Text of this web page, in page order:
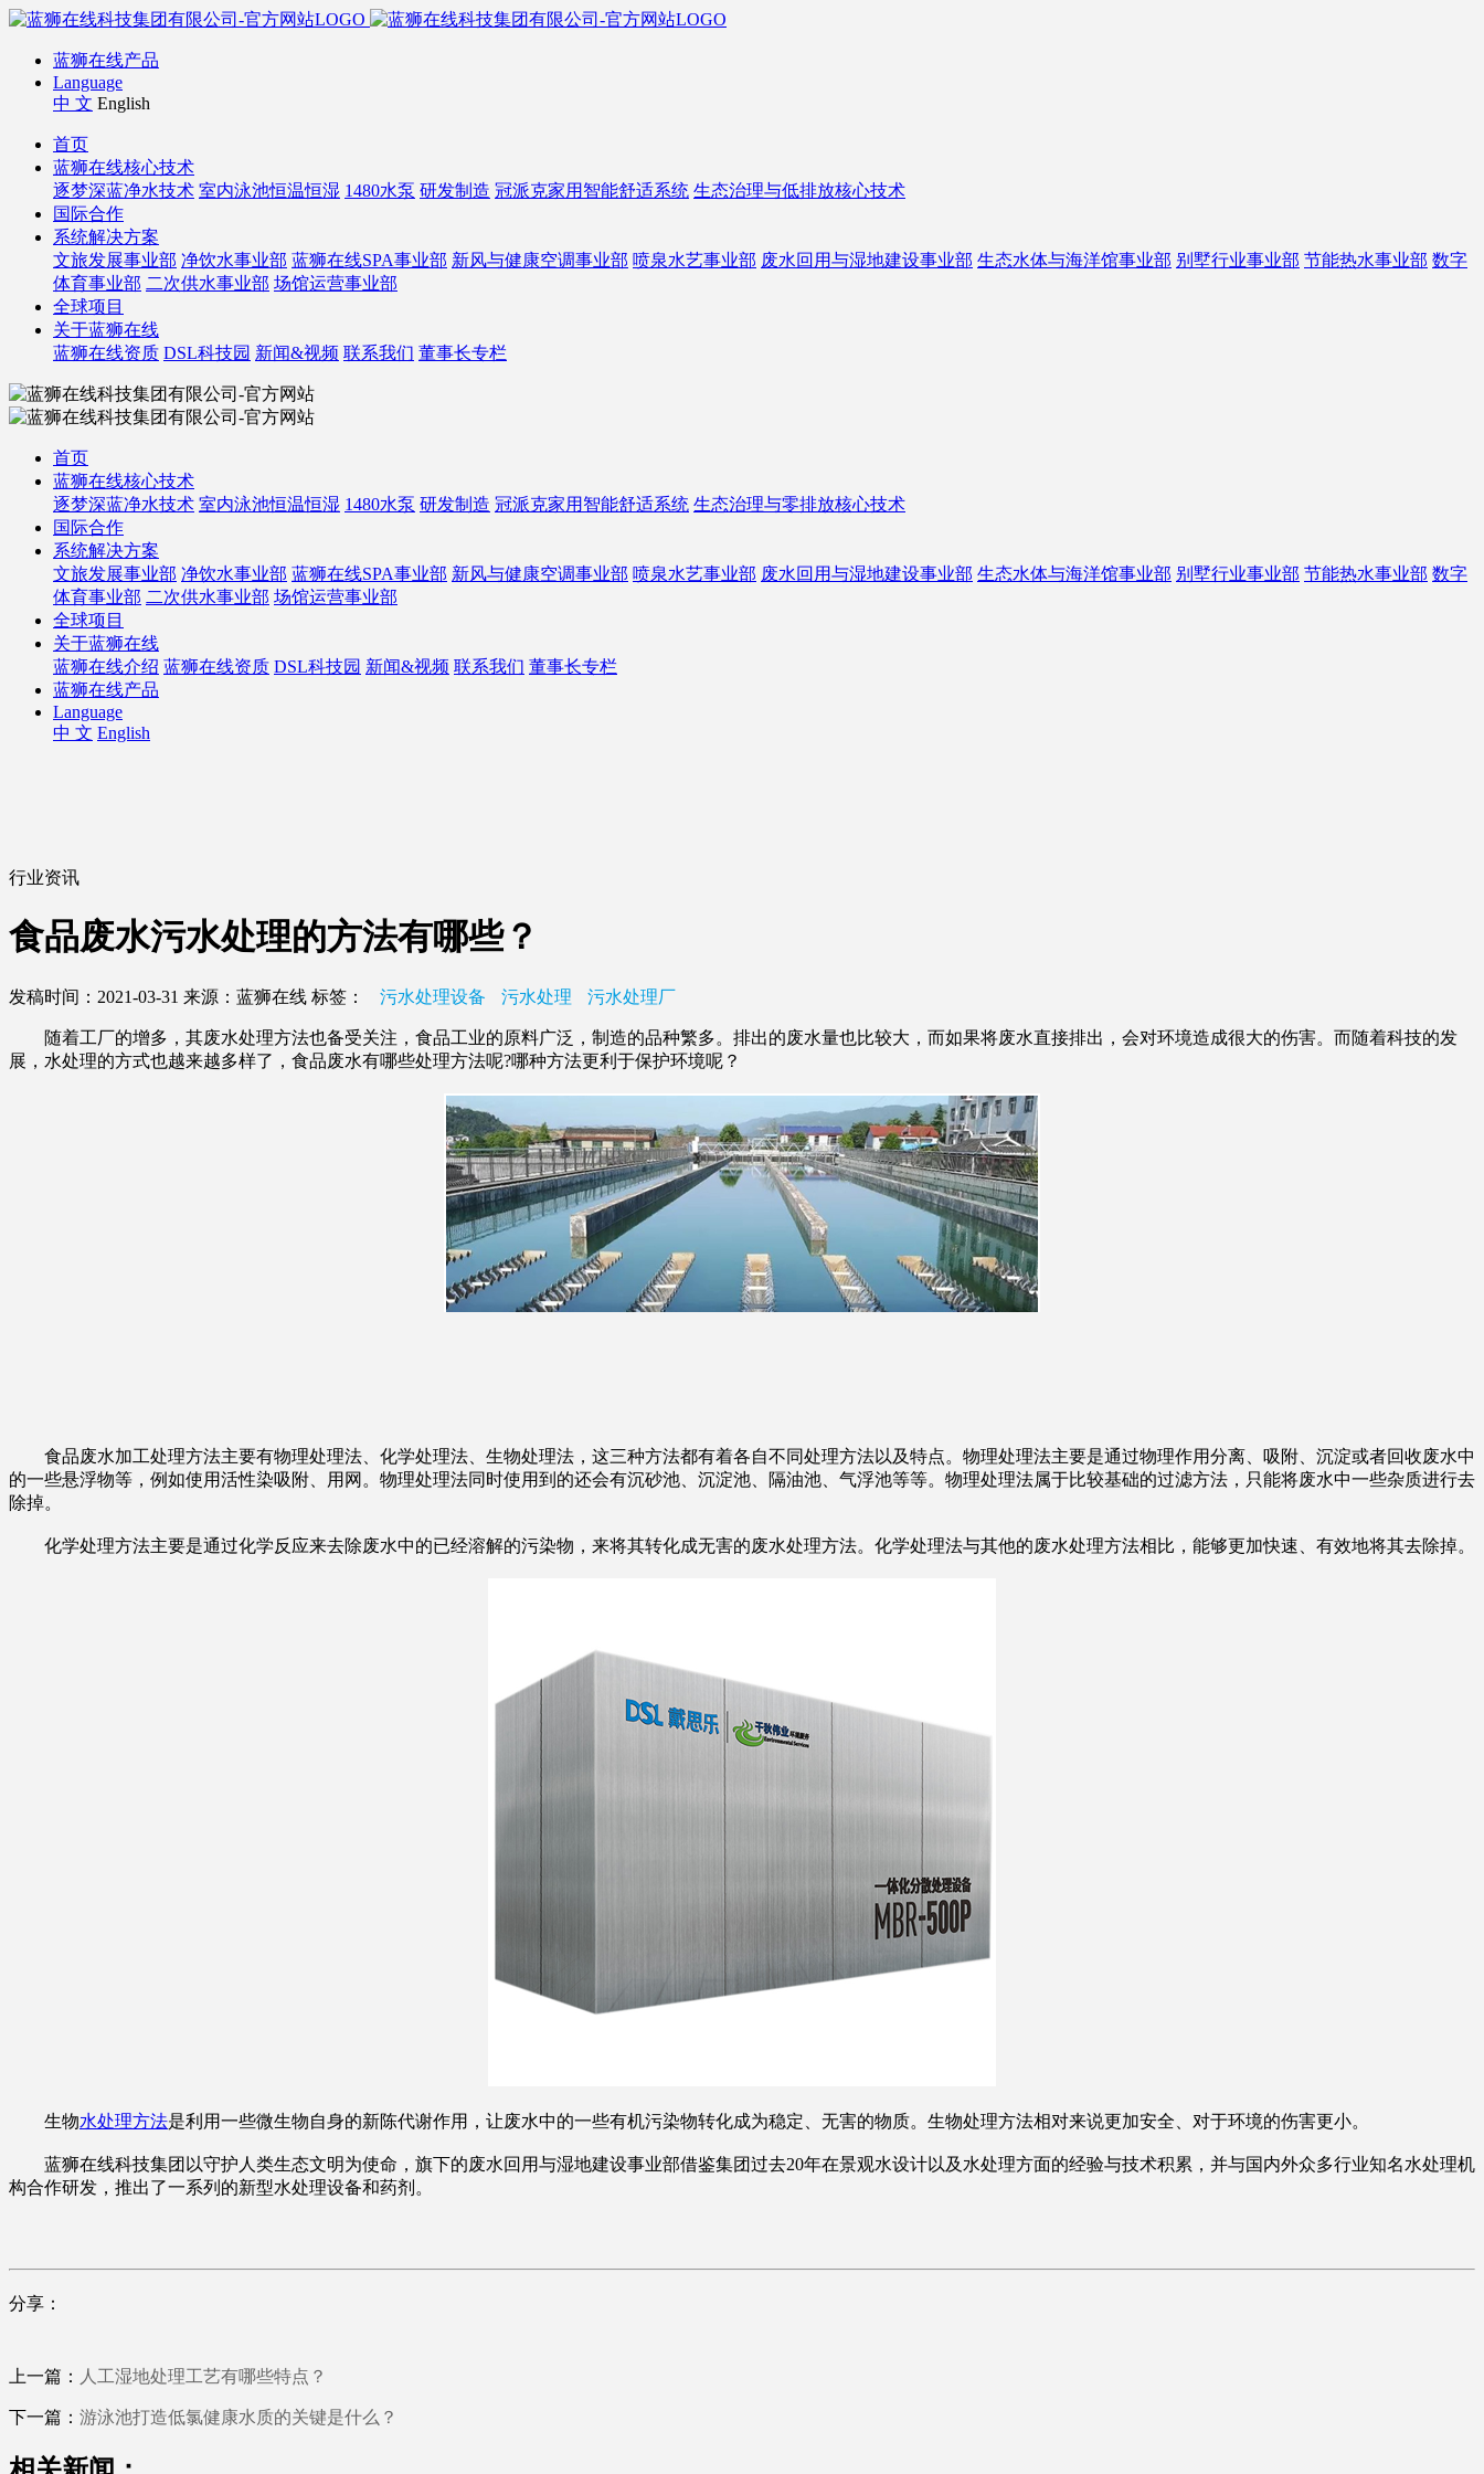
蓝狮在线产品
Language
中 文 English
首页
蓝狮在线核心技术
逐梦深蓝净水技术 室内泳池恒温恒湿 1480水泵 研发制造 冠派克家用智能舒适系统 生态治理与低排放核心技术
国际合作
系统解决方案
文旅发展事业部 净饮水事业部 蓝狮在线SPA事业部 新风与健康空调事业部 喷泉水艺事业部 废水回用与湿地建设事业部 生态水体与海洋馆事业部 别墅行业事业部 节能热水事业部 数字
体育事业部 二次供水事业部 场馆运营事业部
全球项目
关于蓝狮在线
蓝狮在线资质 DSL科技园 新闻&视频 联系我们 董事长专栏
首页
蓝狮在线核心技术
逐梦深蓝净水技术 室内泳池恒温恒湿 1480水泵 研发制造 冠派克家用智能舒适系统 生态治理与零排放核心技术
国际合作
系统解决方案
文旅发展事业部 净饮水事业部 蓝狮在线SPA事业部 新风与健康空调事业部 喷泉水艺事业部 废水回用与湿地建设事业部 生态水体与海洋馆事业部 别墅行业事业部 节能热水事业部 数字
体育事业部 二次供水事业部 场馆运营事业部
全球项目
关于蓝狮在线
蓝狮在线介绍 蓝狮在线资质 DSL科技园 新闻&视频 联系我们 董事长专栏
蓝狮在线产品
Language
中 文 English
行业资讯
食品废水污水处理的方法有哪些？
发稿时间：2021-03-31 来源：蓝狮在线 标签： 污水处理设备 污水处理 污水处理厂
随着工厂的增多，其废水处理方法也备受关注，食品工业的原料广泛，制造的品种繁多。排出的废水量也比较大，而如果将废水直接排出，会对环境造成很大的伤害。而随着科技的发
展，水处理的方式也越来越多样了，食品废水有哪些处理方法呢?哪种方法更利于保护环境呢？
食品废水加工处理方法主要有物理处理法、化学处理法、生物处理法，这三种方法都有着各自不同处理方法以及特点。物理处理法主要是通过物理作用分离、吸附、沉淀或者回收废水中
的一些悬浮物等，例如使用活性染吸附、用网。物理处理法同时使用到的还会有沉砂池、沉淀池、隔油池、气浮池等等。物理处理法属于比较基础的过滤方法，只能将废水中一些杂质进行去
除掉。
化学处理方法主要是通过化学反应来去除废水中的已经溶解的污染物，来将其转化成无害的废水处理方法。化学处理法与其他的废水处理方法相比，能够更加快速、有效地将其去除掉。
生物水处理方法是利用一些微生物自身的新陈代谢作用，让废水中的一些有机污染物转化成为稳定、无害的物质。生物处理方法相对来说更加安全、对于环境的伤害更小。
蓝狮在线科技集团以守护人类生态文明为使命，旗下的废水回用与湿地建设事业部借鉴集团过去20年在景观水设计以及水处理方面的经验与技术积累，并与国内外众多行业知名水处理机
构合作研发，推出了一系列的新型水处理设备和药剂。
分享：
上一篇： 人工湿地处理工艺有哪些特点？
下一篇： 游泳池打造低氯健康水质的关键是什么？